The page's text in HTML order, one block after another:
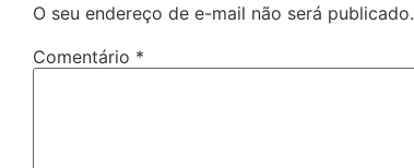
O seu endereço de e-mail não será publicado.
Comentário *